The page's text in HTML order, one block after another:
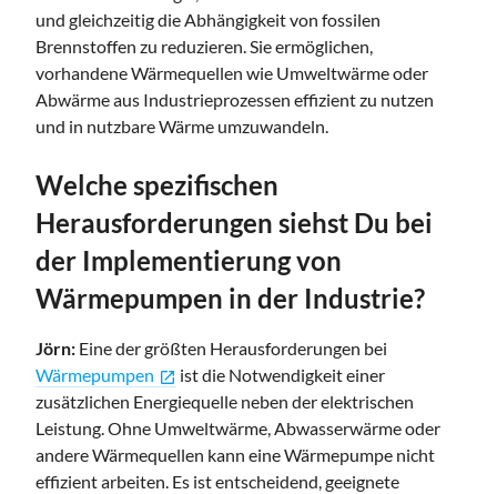
und gleichzeitig die Abhängigkeit von fossilen
Brennstoffen zu reduzieren. Sie ermöglichen,
vorhandene Wärmequellen wie Umweltwärme oder
Abwärme aus Industrieprozessen effizient zu nutzen
und in nutzbare Wärme umzuwandeln.
Welche spezifischen
Herausforderungen siehst Du bei
der Implementierung von
Wärmepumpen in der Industrie?
Jörn: Eine der größten Herausforderungen bei
Wärmepumpen open_in_new ist die Notwendigkeit einer
zusätzlichen Energiequelle neben der elektrischen
Leistung. Ohne Umweltwärme, Abwasserwärme oder
andere Wärmequellen kann eine Wärmepumpe nicht
effizient arbeiten. Es ist entscheidend, geeignete